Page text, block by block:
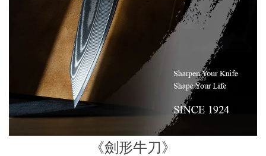
《劍形牛刀》